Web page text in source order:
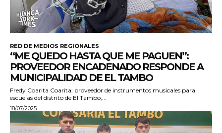
RED DE MEDIOS REGIONALES
“ME QUEDO HASTA QUE ME PAGUEN”:
PROVEEDOR ENCADENADO RESPONDE A
MUNICIPALIDAD DE EL TAMBO
Fredy Coarita Coarita, proveedor de instrumentos musicales para
escuelas del distrito de El Tambo,...
18/07/2025